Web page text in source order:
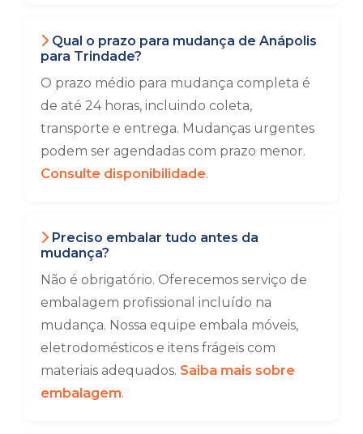
Qual o prazo para mudança de Anápolis
para Trindade?
O prazo médio para mudança completa é
de até 24 horas, incluindo coleta,
transporte e entrega. Mudanças urgentes
podem ser agendadas com prazo menor.
Consulte disponibilidade.
Preciso embalar tudo antes da
mudança?
Não é obrigatório. Oferecemos serviço de
embalagem profissional incluído na
mudança. Nossa equipe embala móveis,
eletrodomésticos e itens frágeis com
materiais adequados. Saiba mais sobre
embalagem.